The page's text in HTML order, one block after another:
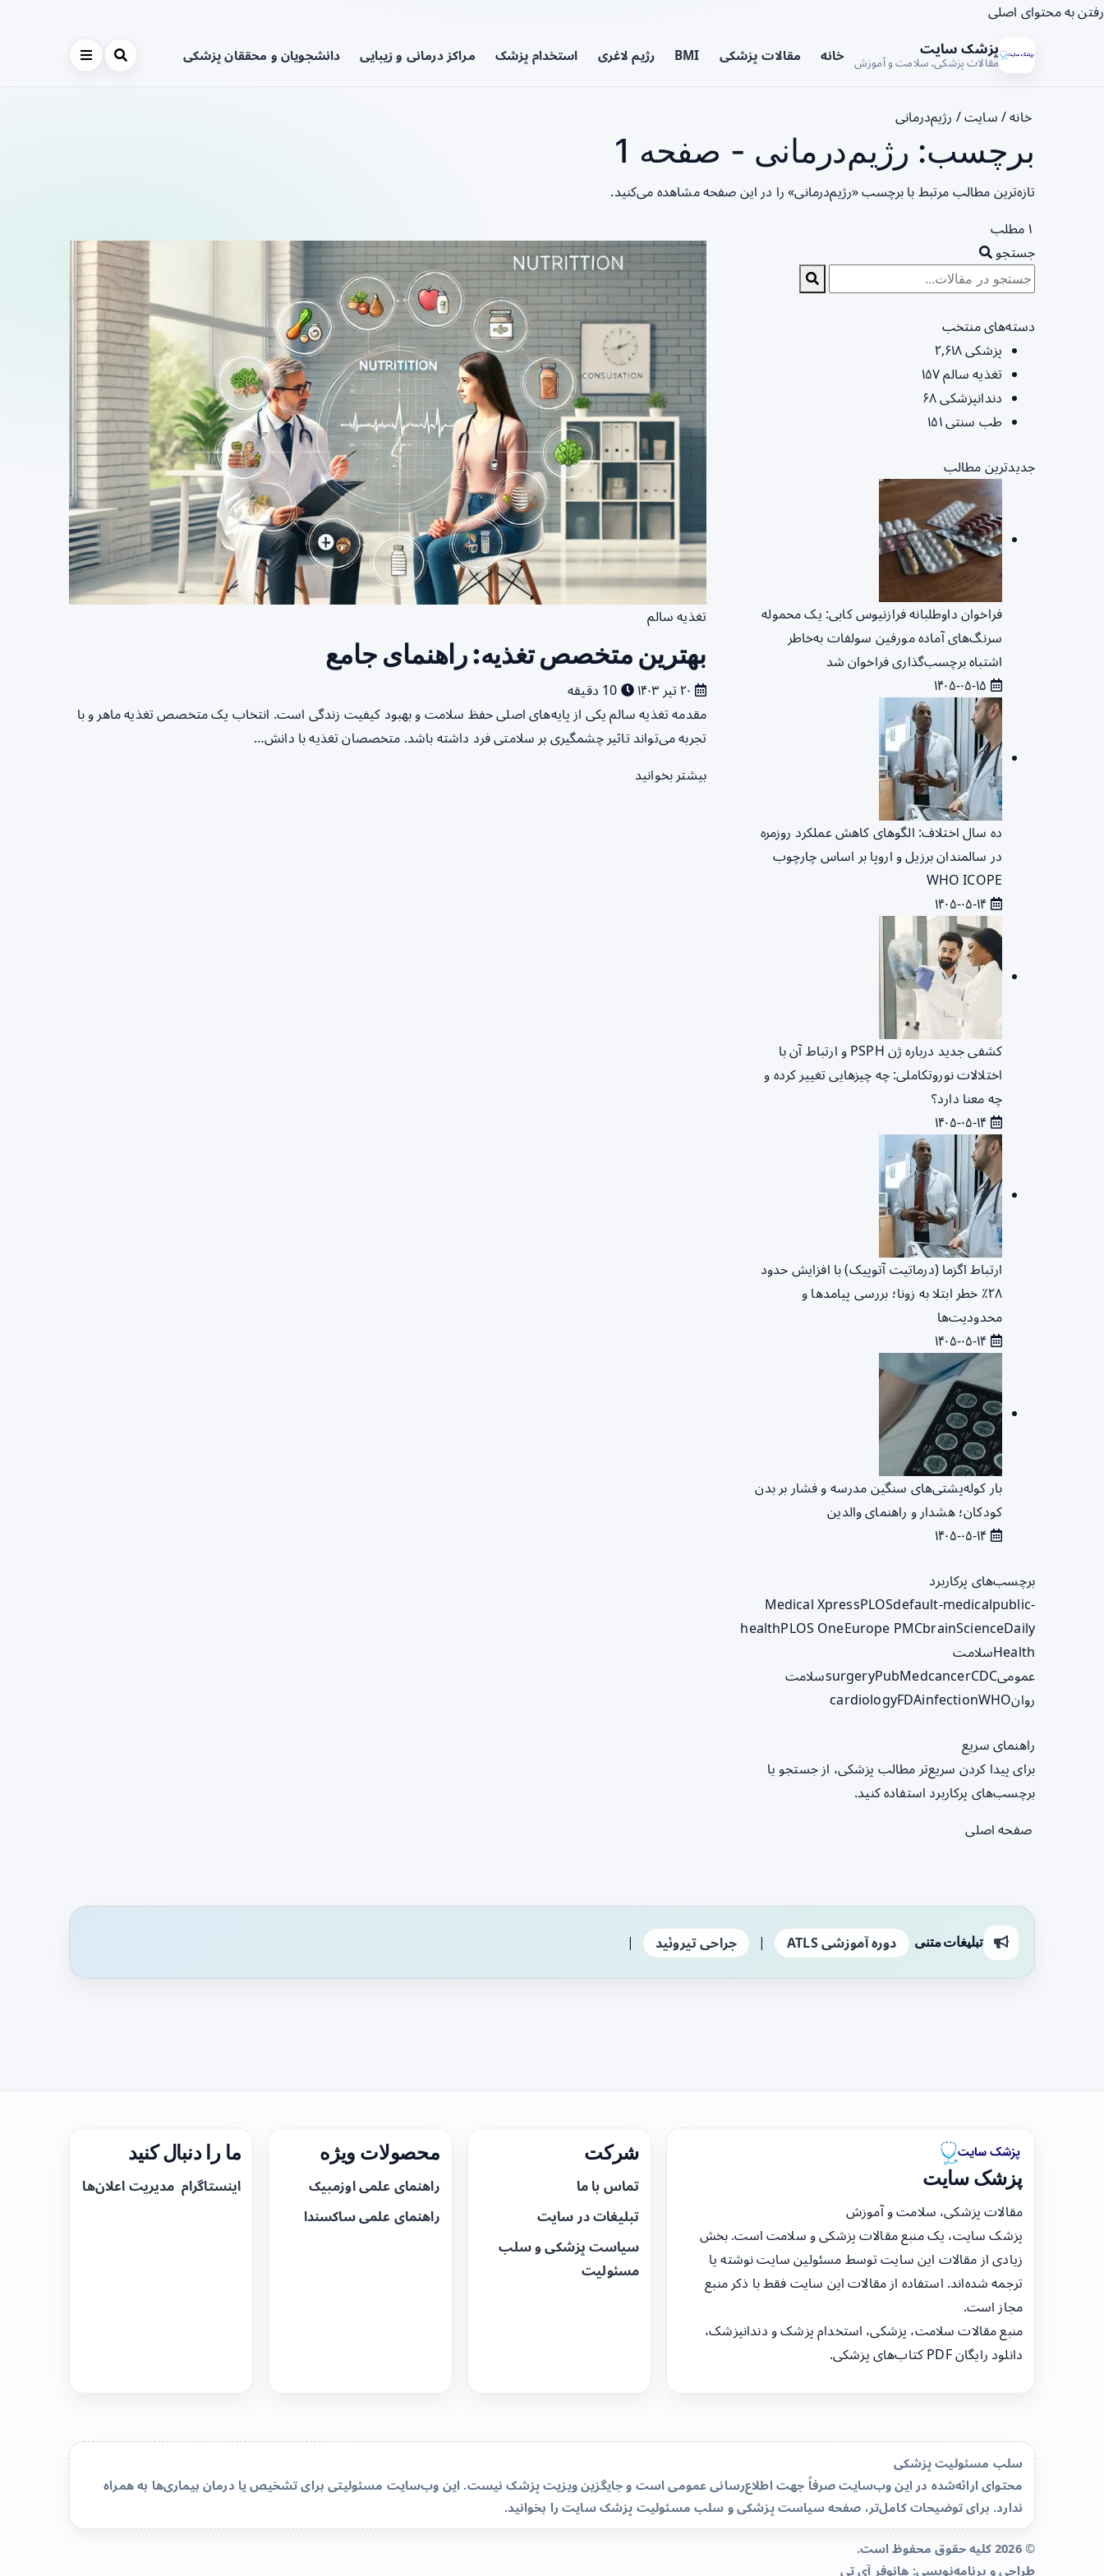
رفتن به محتوای اصلی
پزشک سایت
مقالات پزشکی، سلامت و آموزش خانه مقالات پزشکی BMI رژیم لاغری استخدام پزشک مراکز درمانی و زیبایی دانشجویان و محققان پزشکی
خانه/ سایت/ رژیم‌درمانی
برچسب: رژیم‌درمانی - صفحه 1
تازه‌ترین مطالب مرتبط با برچسب «رژیم‌درمانی» را در این صفحه مشاهده می‌کنید.
۱ مطلب
تغذیه سالم
بهترین متخصص تغذیه: راهنمای جامع
مقدمه تغذیه سالم یکی از پایه‌های اصلی حفظ سلامت و بهبود کیفیت زندگی است. انتخاب یک متخصص تغذیه ماهر و با
تجربه می‌تواند تاثیر چشمگیری بر سلامتی فرد داشته باشد. متخصصان تغذیه با دانش…
بیشتر بخوانید
جستجو
دسته‌های منتخب
پزشکی۲,۶۱۸
تغذیه سالم۱۵۷
دندانپزشکی۶۸
طب سنتی۱۵۱
جدیدترین مطالب
فراخوان داوطلبانه فرازنیوس کابی: یک محموله
سرنگ‌های آماده مورفین سولفات به‌خاطر
اشتباه برچسب‌گذاری فراخوان شد
ده سال اختلاف: الگوهای کاهش عملکرد روزمره
در سالمندان برزیل و اروپا بر اساس چارچوب
WHO ICOPE
کشفی جدید درباره ژن PSPH و ارتباط آن با
اختلالات نوروتکاملی: چه چیزهایی تغییر کرده و
چه معنا دارد؟
ارتباط اگزما (درماتیت آتوپیک) با افزایش حدود
۲۸٪ خطر ابتلا به زونا؛ بررسی پیامدها و
محدودیت‌ها
بار کوله‌پشتی‌های سنگین مدرسه و فشار بر بدن
کودکان؛ هشدار و راهنمای والدین
برچسب‌های پرکاربرد
Medical XpressPLOSdefault-medicalpublic-
healthPLOS OneEurope PMCbrainScienceDaily
Healthسلامت
عمومی
surgeryPubMedcancerCDC
سلامت
روان
cardiologyFDAinfectionWHO
راهنمای سریع
برای پیدا کردن سریع‌تر مطالب پزشکی، از جستجو یا
برچسب‌های پرکاربرد استفاده کنید.
صفحه اصلی
تبلیغات متنی دوره آموزشی ATLS | جراحی تیروئید |
پزشک سایت
مقالات پزشکی، سلامت و آموزش
پزشک سایت، یک منبع مقالات پزشکی و سلامت است. بخش
زیادی از مقالات این سایت توسط مسئولین سایت نوشته یا
ترجمه شده‌اند. استفاده از مقالات این سایت فقط با ذکر منبع
مجاز است.
منبع مقالات سلامت، پزشکی، استخدام پزشک و دندانپزشک،
دانلود رایگان PDF کتاب‌های پزشکی.
شرکت
تماس با ما
تبلیغات در سایت
سیاست پزشکی و سلب
مسئولیت
محصولات ویژه
راهنمای علمی اوزمپیک
راهنمای علمی ساکسندا
ما را دنبال کنید
اینستاگرام مدیریت اعلان‌ها
سلب مسئولیت پزشکی
محتوای ارائه‌شده در این وب‌سایت صرفاً جهت اطلاع‌رسانی عمومی است و جایگزین ویزیت پزشک نیست. این وب‌سایت مسئولیتی برای تشخیص یا درمان بیماری‌ها به همراه
ندارد. برای توضیحات کامل‌تر، صفحهسیاست پزشکی و سلب مسئولیت پزشک سایترا بخوانید.
© 2026 کلیه حقوق محفوظ است.
طراحی و برنامه‌نویسی: هانوفر آی تی